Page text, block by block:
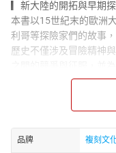
▎新大陸的開拓與早期
本書以15世紀末的歐洲
利哥等探險家們的故事
歷史不僅涉及冒險精神
航海夢到瓦斯科．達伽
了那些偉大航海時代的
▎殖民夢的實現與衝突
隨著大西洋兩岸的連繫
地。本書深入探討了英
品牌 複刻文